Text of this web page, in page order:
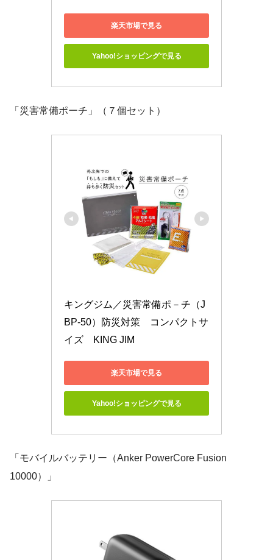
楽天市場で見る
Yahoo!ショッピングで見る
「災害常備ポーチ」（７個セット）
キングジム／災害常備ポ－チ（J
BP-50）防災対策　コンパクトサ
イズ　KING JIM
楽天市場で見る
Yahoo!ショッピングで見る
「モバイルバッテリー（Anker PowerCore Fusion
10000）」